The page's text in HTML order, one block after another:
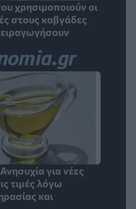
χρησιμοποιούν οι
στους καβγάδες
για νέες
τιμές λόγω
και